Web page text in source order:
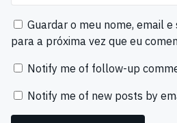
Guardar o meu nome, email
para a próxima vez que eu
Notify me of follow-up
Notify me of new posts by